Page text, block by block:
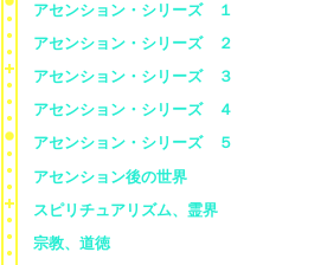
アセンション・シリーズ １
アセンション・シリーズ ２
アセンション・シリーズ ３
アセンション・シリーズ ４
アセンション・シリーズ ５
アセンション後の世界
スピリチュアリズム、霊界
宗教、道徳